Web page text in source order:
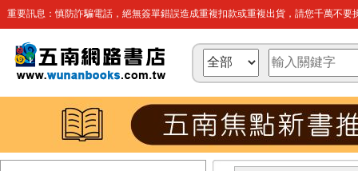
重要訊息：慎防詐騙電話，絕無簽單錯誤造成重複扣款或重複出貨，請您千萬不要